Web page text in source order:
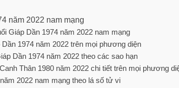
năm 2022 nam mạng
Giáp Dần 1974 năm 2022 nam mạng
1974 năm 2022 trên mọi phương diện
Dần 1974 năm 2022 theo các sao hạn
Thân 1980 năm 2022 chi tiết trên mọi phương
2022 nam mạng theo lá số tử vi